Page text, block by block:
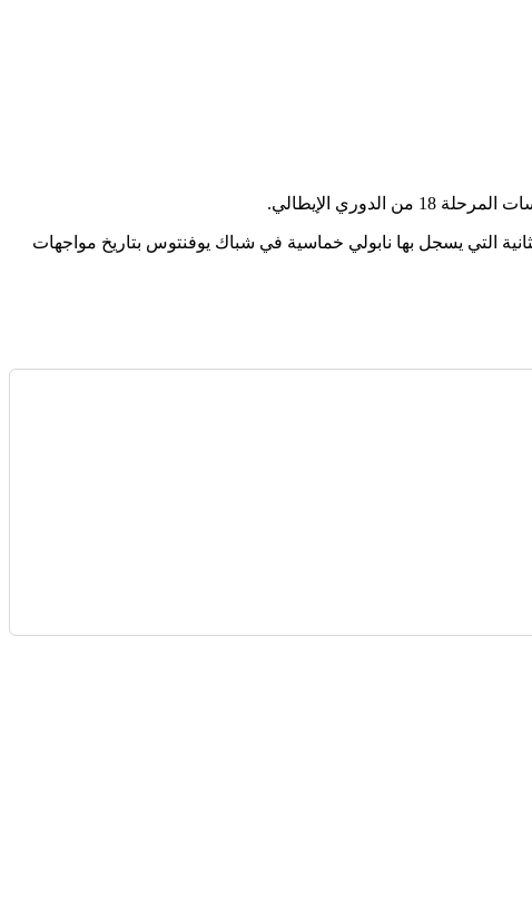
العجوز” 5 أهداف منذ خسارة الفريق 1-5 أمام بيسكارا في 30 مايو 1993، كما أنها المرة الثانية التي يسجل بها نابولي خماسية في شباك يوفنتوس بتاريخ مواجهات